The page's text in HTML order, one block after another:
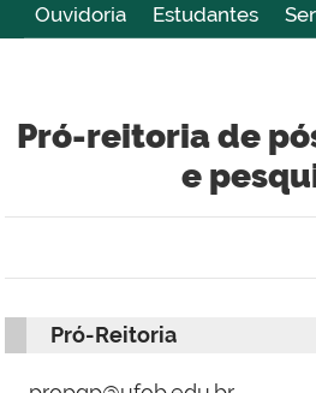
Ouvidoria
Estudantes
Pró-reitoria de
e
Pró-Reitoria